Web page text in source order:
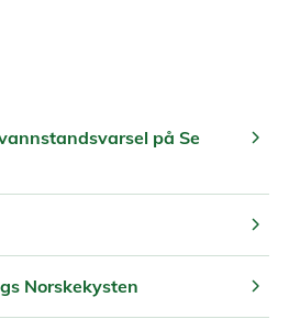
på Se
chevron_right
chevron_right
Norskekysten chevron_right